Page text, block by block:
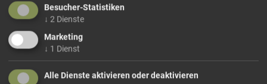
gemahlen. Wählen Sie Ihre Variante!
Besucher-Statistiken
↓ 2 Dienste
Marketing
↓ 1 Dienst
Alle Dienste aktivieren oder deaktivieren